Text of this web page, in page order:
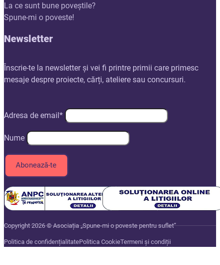
La ce sunt bune poveștile?
Spune-mi o poveste!
Newsletter
Înscrie-te la newsletter și vei fi printre primii care primesc
mesaje despre proiecte, cărți, ateliere sau concursuri.
Adresa de email*
Nume
Copyright 2026 © Asociația „Spune-mi o poveste pentru suflet”
Politica de confidențialitatePolitica CookieTermeni și condiții